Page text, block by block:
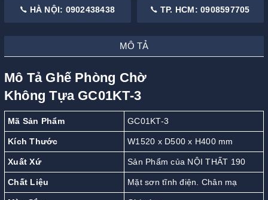
HÀ NỘI: 0902438438 TP. HCM: 0908597705
MÔ TẢ
Mô Tả Ghế Phòng Chờ
Không Tựa GC01KT-3
Mã Sản Phẩm GC01KT-3
Kích Thước W1520 x D500 x H400 mm
Xuất Xứ Sản Phẩm của NỘI THẤT 190
Chất Liệu Mặt sơn tĩnh điện. Chân mạ